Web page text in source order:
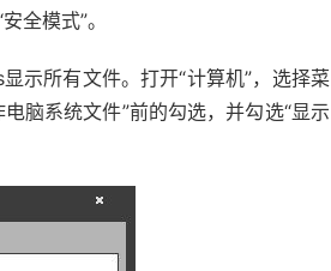
全模式”。
示所有文件。打开“计算机”，选择菜
脑系统文件”前的勾选，并勾选“显示